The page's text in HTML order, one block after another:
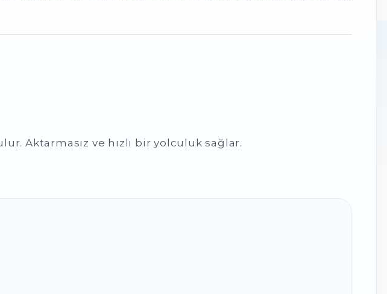
Aktarmasız ve hızlı bir yolculuk sağlar.